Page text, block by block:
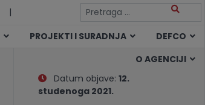
|
PROJEKTI I SURADNJA
DEFCO
O AGENCIJI
Datum objave: 12.
studenoga 2021.